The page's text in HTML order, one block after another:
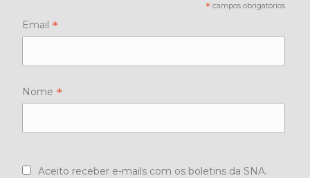
* campos obrigatórios
Email *
Nome *
Aceito receber e-mails com os boletins da SNA.